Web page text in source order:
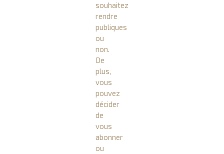
souhaitez
rendre
publiques
ou
non.
De
plus,
vous
pouvez
décider
de
vous
abonner
ou